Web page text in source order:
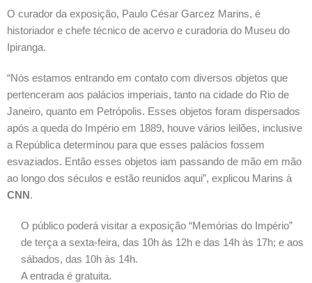
O curador da exposição, Paulo César Garcez Marins, é
historiador e chefe técnico de acervo e curadoria do Museu do
Ipiranga.
“Nós estamos entrando em contato com diversos objetos que
pertenceram aos palácios imperiais, tanto na cidade do Rio de
Janeiro, quanto em Petrópolis. Esses objetos foram dispersados
após a queda do Império em 1889, houve vários leilões, inclusive
a República determinou para que esses palácios fossem
esvaziados. Então esses objetos iam passando de mão em mão
ao longo dos séculos e estão reunidos aqui”, explicou Marins à
CNN .
O público poderá visitar a exposição “Memórias do Império”
de terça a sexta-feira, das 10h às 12h e das 14h às 17h; e aos
sábados, das 10h às 14h.
A entrada é gratuita.